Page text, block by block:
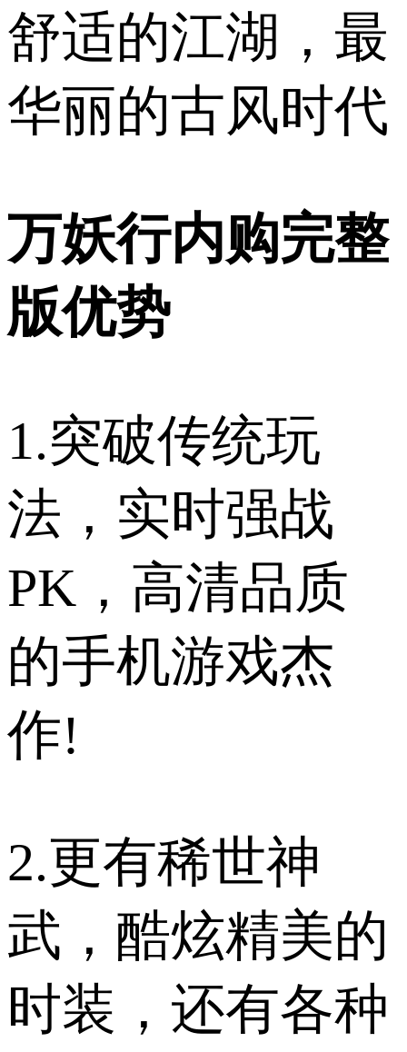
舒适的江湖，最
华丽的古风时代
万妖行内购完整
版优势
1.突破传统玩
法，实时强战
PK，高清品质
的手机游戏杰
作!
2.更有稀世神
武，酷炫精美的
时装，还有各种